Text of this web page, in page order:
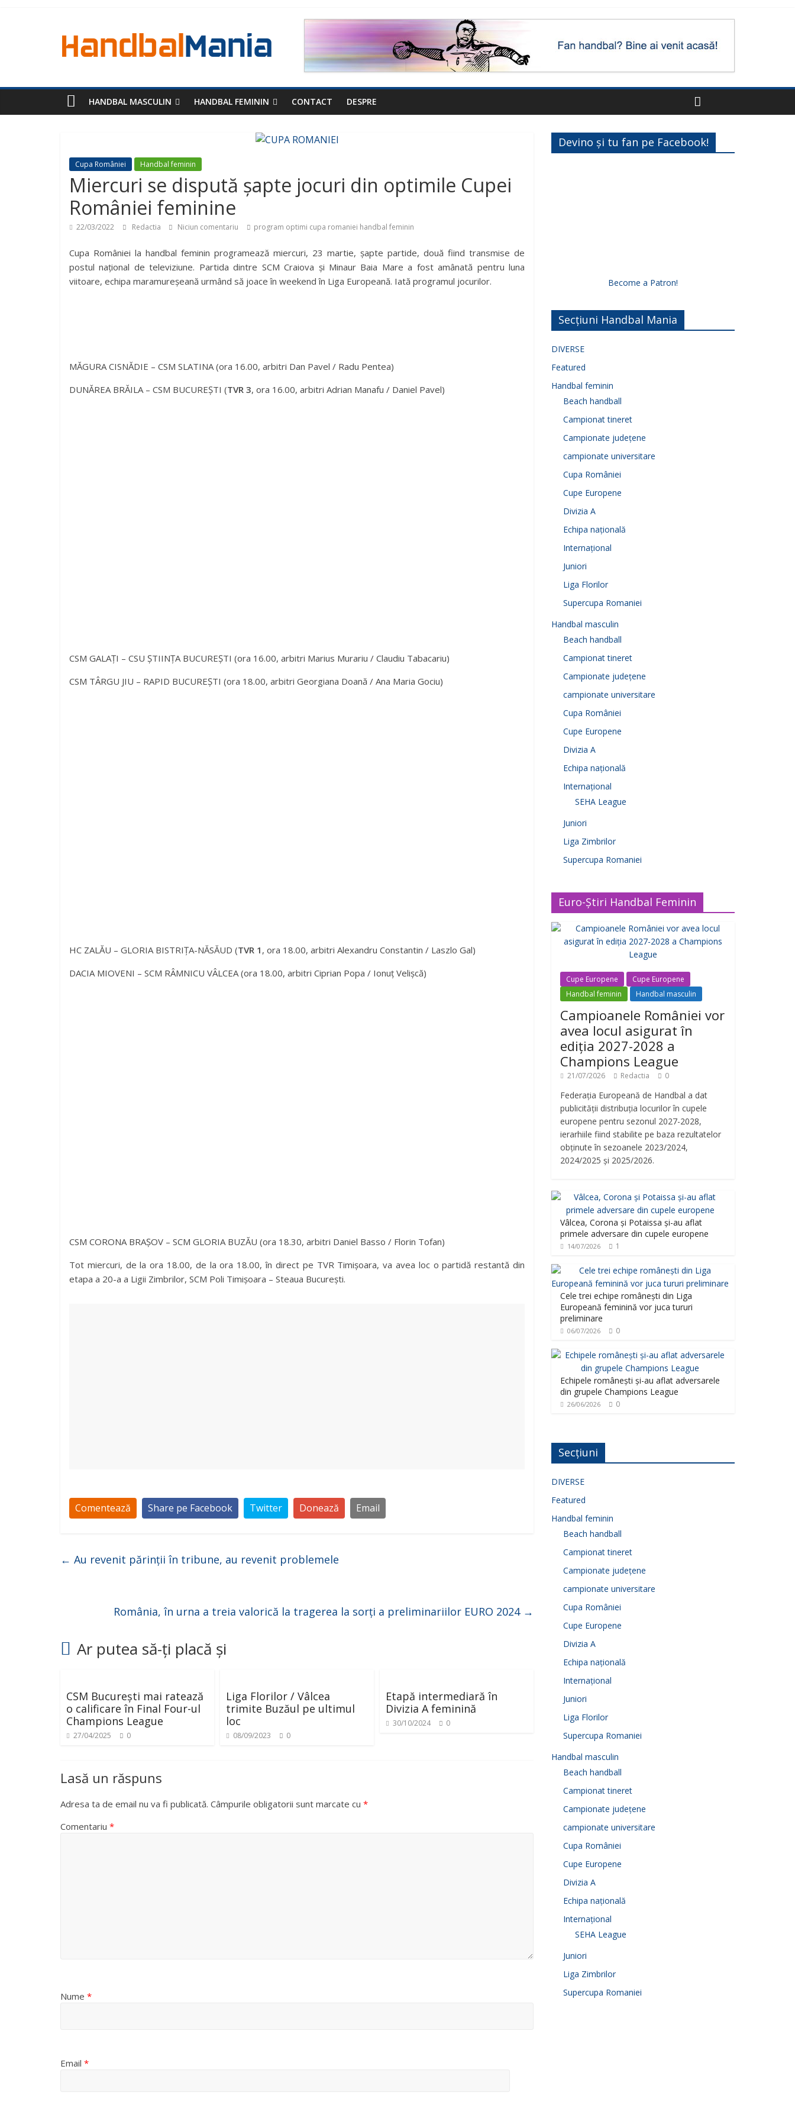
HANDBAL MASCULIN HANDBAL FEMININ CONTACT DESPRE
Cupa României Handbal feminin
Miercuri se dispută șapte jocuri din optimile Cupei
României feminine
22/03/2022 Redactia Niciun comentariu program optimi cupa romaniei handbal feminin
Cupa României la handbal feminin programează miercuri, 23 martie, șapte partide, două fiind transmise de
postul național de televiziune. Partida dintre SCM Craiova și Minaur Baia Mare a fost amânată pentru luna
viitoare, echipa maramureșeană urmând să joace în weekend în Liga Europeană. Iată programul jocurilor.
MĂGURA CISNĂDIE – CSM SLATINA (ora 16.00, arbitri Dan Pavel / Radu Pentea)
DUNĂREA BRĂILA – CSM BUCUREȘTI (TVR 3, ora 16.00, arbitri Adrian Manafu / Daniel Pavel)
CSM GALAȚI – CSU ȘTIINȚA BUCUREȘTI (ora 16.00, arbitri Marius Murariu / Claudiu Tabacariu)
CSM TÂRGU JIU – RAPID BUCUREȘTI (ora 18.00, arbitri Georgiana Doană / Ana Maria Gociu)
HC ZALĂU – GLORIA BISTRIȚA-NĂSĂUD (TVR 1 , ora 18.00, arbitri Alexandru Constantin / Laszlo Gal)
DACIA MIOVENI – SCM RÂMNICU VÂLCEA (ora 18.00, arbitri Ciprian Popa / Ionuț Velișcă)
CSM CORONA BRAȘOV – SCM GLORIA BUZĂU (ora 18.30, arbitri Daniel Basso / Florin Tofan)
Tot miercuri, de la ora 18.00, de la ora 18.00, în direct pe TVR Timișoara, va avea loc o partidă restantă din
etapa a 20-a a Ligii Zimbrilor, SCM Poli Timișoara – Steaua București.
Comentează Share pe Facebook Twitter Donează Email
← Au revenit părinții în tribune, au revenit problemele
România, în urna a treia valorică la tragerea la sorți a preliminariilor EURO 2024 →
Ar putea să-ți placă și
CSM București mai ratează
o calificare în Final Four-ul
Champions League
27/04/2025 0
Liga Florilor / Vâlcea
trimite Buzăul pe ultimul
loc
08/09/2023 0
Etapă intermediară în
Divizia A feminină
30/10/2024 0
Lasă un răspuns
Adresa ta de email nu va fi publicată. Câmpurile obligatorii sunt marcate cu *
Comentariu *
Nume *
Email *
Devino și tu fan pe Facebook!
Become a Patron!
Secțiuni Handbal Mania
DIVERSE
Featured
Handbal feminin
Beach handball
Campionat tineret
Campionate județene
campionate universitare
Cupa României
Cupe Europene
Divizia A
Echipa națională
Internațional
Juniori
Liga Florilor
Supercupa Romaniei
Handbal masculin
Beach handball
Campionat tineret
Campionate județene
campionate universitare
Cupa României
Cupe Europene
Divizia A
Echipa națională
Internațional
SEHA League
Juniori
Liga Zimbrilor
Supercupa Romaniei
Euro-Știri Handbal Feminin
Cupe Europene
Cupe Europene
Handbal feminin
Handbal masculin
Campioanele României vor
avea locul asigurat în
ediția 2027-2028 a
Champions League
21/07/2026 Redactia 0
Federația Europeană de Handbal a dat
publicității distribuția locurilor în cupele
europene pentru sezonul 2027-2028,
ierarhiile fiind stabilite pe baza rezultatelor
obținute în sezoanele 2023/2024,
2024/2025 și 2025/2026.
Vâlcea, Corona și Potaissa și-au aflat
primele adversare din cupele europene
14/07/2026 1
Cele trei echipe românești din Liga
Europeană feminină vor juca tururi
preliminare
06/07/2026 0
Echipele românești și-au aflat adversarele
din grupele Champions League
26/06/2026 0
Secțiuni
DIVERSE
Featured
Handbal feminin
Beach handball
Campionat tineret
Campionate județene
campionate universitare
Cupa României
Cupe Europene
Divizia A
Echipa națională
Internațional
Juniori
Liga Florilor
Supercupa Romaniei
Handbal masculin
Beach handball
Campionat tineret
Campionate județene
campionate universitare
Cupa României
Cupe Europene
Divizia A
Echipa națională
Internațional
SEHA League
Juniori
Liga Zimbrilor
Supercupa Romaniei